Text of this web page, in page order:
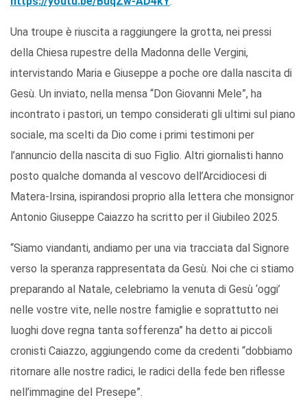
Una troupe è riuscita a raggiungere la grotta, nei pressi
della Chiesa rupestre della Madonna delle Vergini,
intervistando Maria e Giuseppe a poche ore dalla nascita di
Gesù. Un inviato, nella mensa “Don Giovanni Mele”, ha
incontrato i pastori, un tempo considerati gli ultimi sul piano
sociale, ma scelti da Dio come i primi testimoni per
l’annuncio della nascita di suo Figlio. Altri giornalisti hanno
posto qualche domanda al vescovo dell’Arcidiocesi di
Matera-Irsina, ispirandosi proprio alla lettera che monsignor
Antonio Giuseppe Caiazzo ha scritto per il Giubileo 2025.
“Siamo viandanti, andiamo per una via tracciata dal Signore
verso la speranza rappresentata da Gesù. Noi che ci stiamo
preparando al Natale, celebriamo la venuta di Gesù ‘oggi’
nelle vostre vite, nelle nostre famiglie e soprattutto nei
luoghi dove regna tanta sofferenza” ha detto ai piccoli
cronisti Caiazzo, aggiungendo come da credenti “dobbiamo
ritornare alle nostre radici, le radici della fede ben riflesse
nell’immagine del Presepe”.